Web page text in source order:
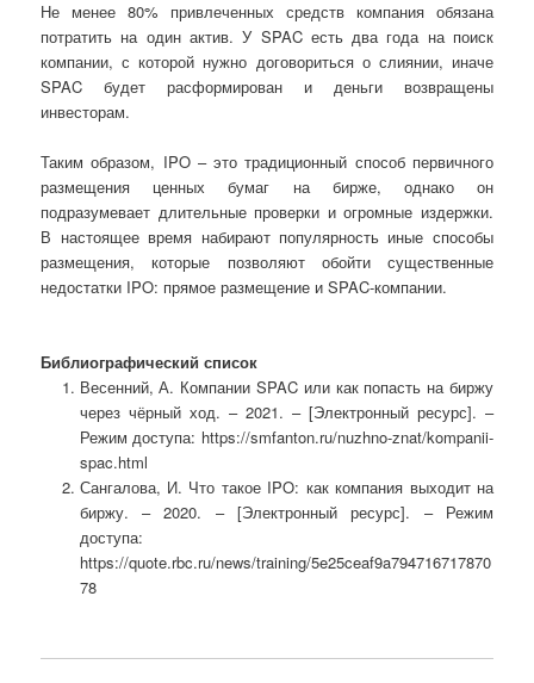
Не менее 80% привлеченных средств компания обязана
потратить на один актив. У SPAC есть два года на поиск
компании, с которой нужно договориться о слиянии, иначе
SPAC будет расформирован и деньги возвращены
инвесторам.
Таким образом, IPO – это традиционный способ первичного
размещения ценных бумаг на бирже, однако он
подразумевает длительные проверки и огромные издержки.
В настоящее время набирают популярность иные способы
размещения, которые позволяют обойти существенные
недостатки IPO: прямое размещение и SPAC-компании.
Библиографический список
Весенний, А. Компании SPAC или как попасть на биржу
через чёрный ход. – 2021. – [Электронный ресурс]. –
Режим доступа: https://smfanton.ru/nuzhno-znat/kompanii-
spac.html
Сангалова, И. Что такое IPO: как компания выходит на
биржу. – 2020. – [Электронный ресурс]. – Режим
доступа:
https://quote.rbc.ru/news/training/5e25ceaf9a794716717870
78